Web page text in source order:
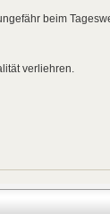
beim
verliehren.